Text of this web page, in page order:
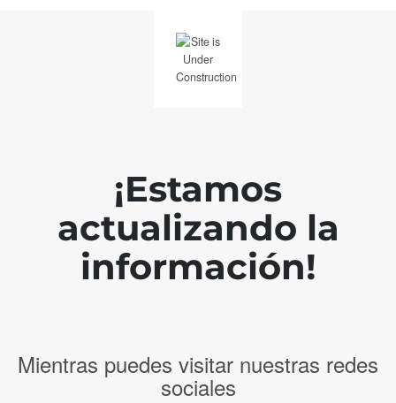
¡Estamos
actualizando la
información!
Mientras puedes visitar nuestras redes
sociales